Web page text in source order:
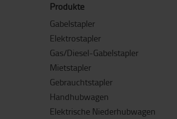
Produkte
Gabelstapler
Elektrostapler
Gas/Diesel-Gabelstapler
Mietstapler
Gebrauchtstapler
Handhubwagen
Elektrische Niederhubwagen